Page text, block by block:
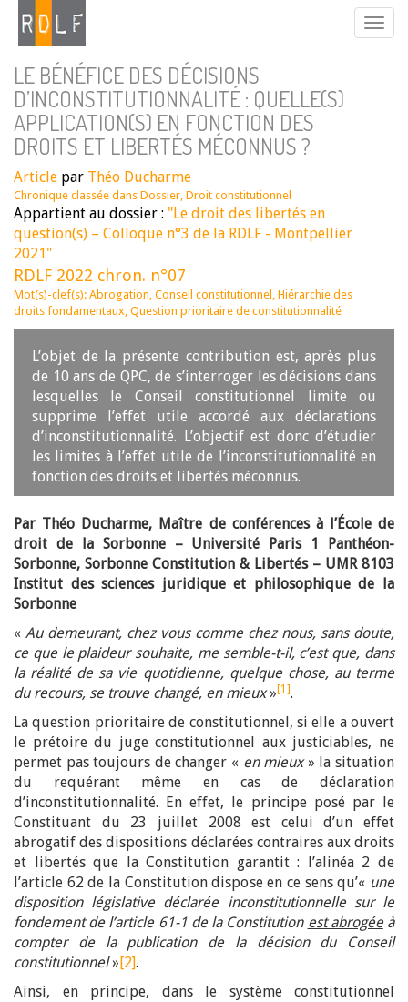
LE BÉNÉFICE DES DÉCISIONS
D’INCONSTITUTIONNALITÉ : QUELLE(S)
APPLICATION(S) EN FONCTION DES
DROITS ET LIBERTÉS MÉCONNUS ?
Article par Théo Ducharme
Chronique classée dans Dossier, Droit constitutionnel
Appartient au dossier : "Le droit des libertés en
question(s) – Colloque n°3 de la RDLF - Montpellier
2021"
RDLF 2022 chron. n°07
Mot(s)-clef(s): Abrogation, Conseil constitutionnel , Hiérarchie des
droits fondamentaux, Question prioritaire de constitutionnalité
L’objet de la présente contribution est, après plus
de 10 ans de QPC, de s’interroger les décisions dans
lesquelles le Conseil constitutionnel limite ou
supprime l’effet utile accordé aux déclarations
d’inconstitutionnalité. L’objectif est donc d’étudier
les limites à l’effet utile de l’inconstitutionnalité en
fonction des droits et libertés méconnus.
Par Théo Ducharme, Maître de conférences à l’École de
droit de la Sorbonne – Université Paris 1 Panthéon-
Sorbonne, Sorbonne Constitution & Libertés – UMR 8103
Institut des sciences juridique et philosophique de la
Sorbonne
« Au demeurant, chez vous comme chez nous, sans doute,
ce que le plaideur souhaite, me semble-t-il, c’est que, dans
la réalité de sa vie quotidienne, quelque chose, au terme
du recours, se trouve changé, en mieux» [1].
La question prioritaire de constitutionnel, si elle a ouvert
le prétoire du juge constitutionnel aux justiciables, ne
permet pas toujours de changer « en mieux» la situation
du requérant même en cas de déclaration
d’inconstitutionnalité. En effet, le principe posé par le
Constituant du 23 juillet 2008 est celui d’un effet
abrogatif des dispositions déclarées contraires aux droits
et libertés que la Constitution garantit : l’alinéa 2 de
l’article 62 de la Constitution dispose en ce sens qu’« une
disposition législative déclarée inconstitutionnelle sur le
fondement de l’article 61-1 de la Constitution est abrogéeà
compter de la publication de la décision du Conseil
constitutionnel»[2].
Ainsi, en principe, dans le système constitutionnel